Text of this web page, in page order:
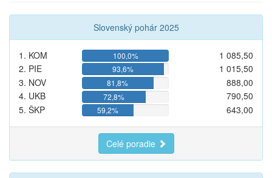
Slovenský pohár 2025
1. KOM 100,0%
1 085,50
2. PIE
93,6%
1 015,50
3. NOV
81,8%
888,00
4. UKB
72,8%
790,50
5. ŠKP
59,2% 643,00
Celé poradie